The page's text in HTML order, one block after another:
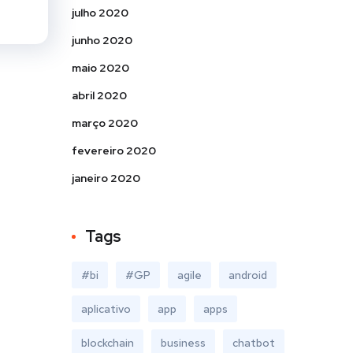
julho 2020
junho 2020
maio 2020
abril 2020
março 2020
fevereiro 2020
janeiro 2020
Tags
#bi #GP agile android
aplicativo app apps
blockchain business chatbot